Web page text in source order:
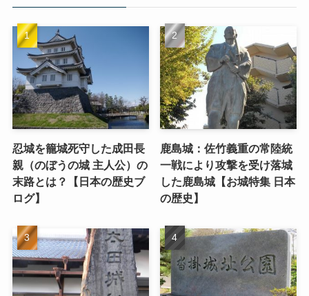
忍城を籠城死守した成田長
親（のぼうの城 主人公）の
末路とは？【日本の歴史ブ
ログ】
鹿島城：佐竹義重の常陸統
一戦により攻撃を受け落城
した鹿島城【お城特集 日本
の歴史】